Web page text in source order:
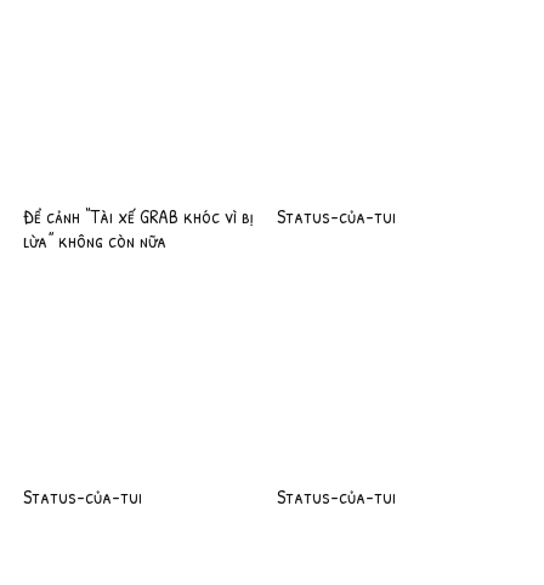
Để cảnh “Tài xế GRAB khóc vì bị
lừa” không còn nữa
Status-của-tui
Status-của-tui Status-của-tui